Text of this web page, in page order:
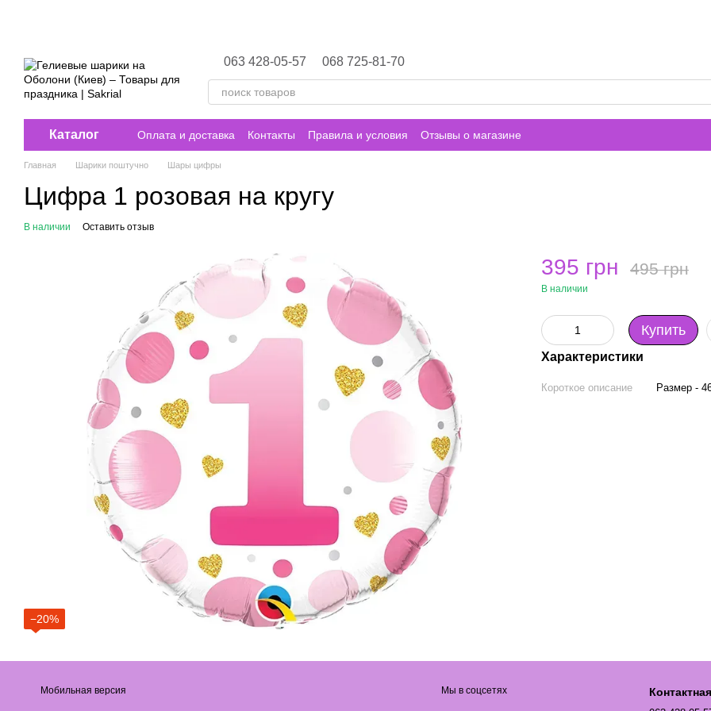
063 428-05-57 068 725-81-70
Каталог Оплата и доставка Контакты Правила и условия Отзывы о магазине
Главная Шарики поштучно Шары цифры
Цифра 1 розовая на кругу
В наличии Оставить отзыв
−20%
395 грн 495 грн
В наличии
Купить
Характеристики
Короткое описание Размер -
Мобильная версия Мы в соцсетях